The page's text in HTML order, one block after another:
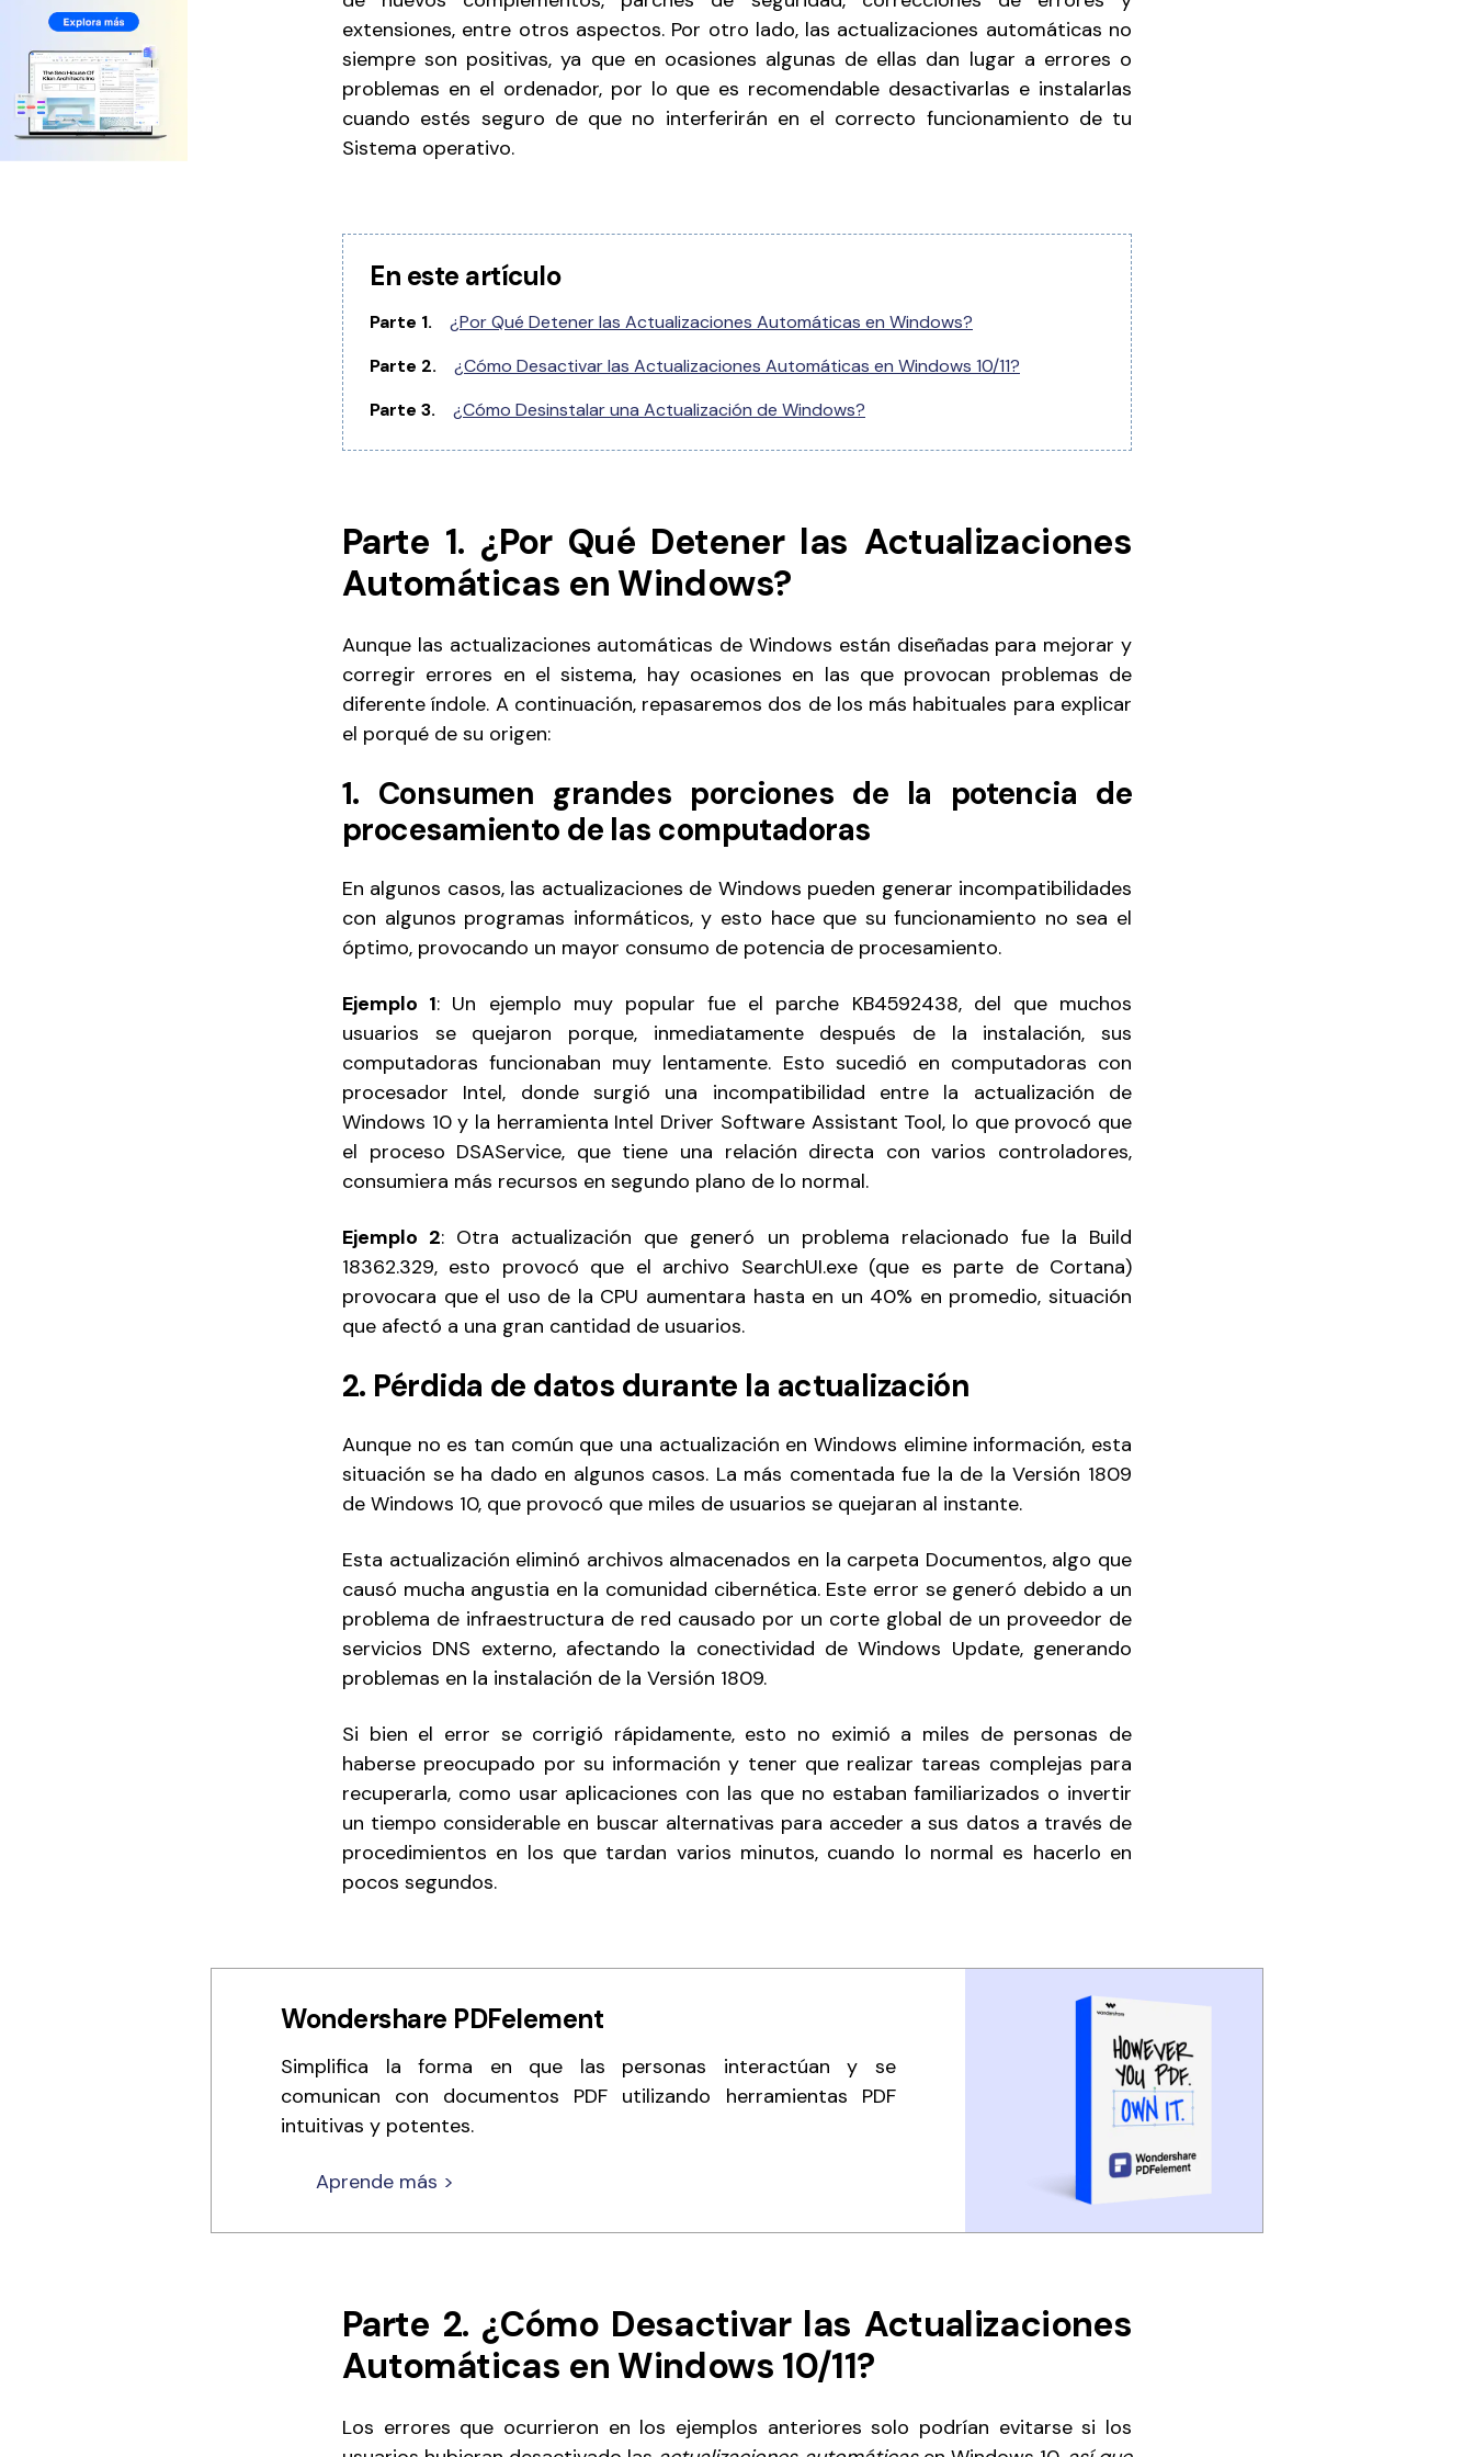
extensiones, entre otros aspectos. Por otro lado, las actualizaciones automáticas no
siempre son positivas, ya que en ocasiones algunas de ellas dan lugar a errores o
problemas en el ordenador, por lo que es recomendable desactivarlas e instalarlas
cuando estés seguro de que no interferirán en el correcto funcionamiento de tu
Sistema operativo.
En este artículo
Parte 1.
¿Por Qué Detener las Actualizaciones Automáticas en Windows?
Parte 2.
¿Cómo Desactivar las Actualizaciones Automáticas en Windows 10/11?
Parte 3.
¿Cómo Desinstalar una Actualización de Windows?
Parte 1. ¿Por Qué Detener las Actualizaciones
Automáticas en Windows?
Aunque las actualizaciones automáticas de Windows están diseñadas para mejorar y
corregir errores en el sistema, hay ocasiones en las que provocan problemas de
diferente índole. A continuación, repasaremos dos de los más habituales para explicar
el porqué de su origen:
1. Consumen grandes porciones de la potencia de
procesamiento de las computadoras
En algunos casos, las actualizaciones de Windows pueden generar incompatibilidades
con algunos programas informáticos, y esto hace que su funcionamiento no sea el
óptimo, provocando un mayor consumo de potencia de procesamiento.
Ejemplo 1: Un ejemplo muy popular fue el parche KB4592438, del que muchos
usuarios se quejaron porque, inmediatamente después de la instalación, sus
computadoras funcionaban muy lentamente. Esto sucedió en computadoras con
procesador Intel, donde surgió una incompatibilidad entre la actualización de
Windows 10 y la herramienta Intel Driver Software Assistant Tool, lo que provocó que
el proceso DSAService, que tiene una relación directa con varios controladores,
consumiera más recursos en segundo plano de lo normal.
Ejemplo 2: Otra actualización que generó un problema relacionado fue la Build
18362.329, esto provocó que el archivo SearchUI.exe (que es parte de Cortana)
provocara que el uso de la CPU aumentara hasta en un 40% en promedio, situación
que afectó a una gran cantidad de usuarios.
2. Pérdida de datos durante la actualización
Aunque no es tan común que una actualización en Windows elimine información, esta
situación se ha dado en algunos casos. La más comentada fue la de la Versión 1809
de Windows 10, que provocó que miles de usuarios se quejaran al instante.
Esta actualización eliminó archivos almacenados en la carpeta Documentos, algo que
causó mucha angustia en la comunidad cibernética. Este error se generó debido a un
problema de infraestructura de red causado por un corte global de un proveedor de
servicios DNS externo, afectando la conectividad de Windows Update, generando
problemas en la instalación de la Versión 1809.
Si bien el error se corrigió rápidamente, esto no eximió a miles de personas de
haberse preocupado por su información y tener que realizar tareas complejas para
recuperarla, como usar aplicaciones con las que no estaban familiarizados o invertir
un tiempo considerable en buscar alternativas para acceder a sus datos a través de
procedimientos en los que tardan varios minutos, cuando lo normal es hacerlo en
pocos segundos.
Wondershare PDFelement
Simplifica la forma en que las personas interactúan y se
comunican con documentos PDF utilizando herramientas PDF
intuitivas y potentes.
Aprende más >
Parte 2. ¿Cómo Desactivar las Actualizaciones
Automáticas en Windows 10/11?
Los errores que ocurrieron en los ejemplos anteriores solo podrían evitarse si los